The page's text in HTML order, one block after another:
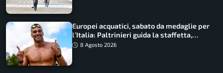
Europei acquatici, sabato da medaglie per
l’Italia: Paltrinieri guida la staffetta,
Barnabà sogna l’oro dalle grandi altezze
8 Agosto 2026